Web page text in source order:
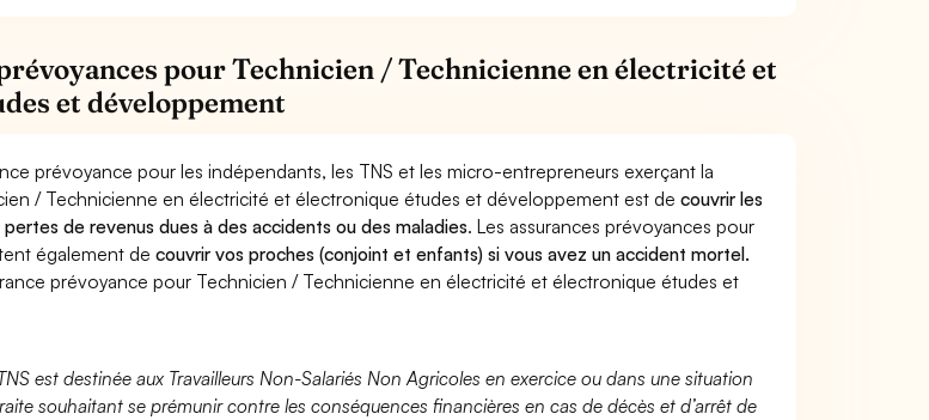
pour Technicien / Technicienne en électricité et
et développement
prévoyance pour les indépendants, les TNS et les micro-entrepreneurs exerçant la
/ Technicienne en électricité et électronique études et développement est decouvrir les
de revenus dues à des accidents ou des maladies. Les assurances prévoyances pour
également decouvrir vos proches (conjoint et enfants) si vous avez un accident mortel.
prévoyance pour Technicien / Technicienne en électricité et électronique études et
est destinée aux Travailleurs Non-Salariés Non Agricoles en exercice ou dans une situation
souhaitant se prémunir contre les conséquences financières en cas de décès et d’arrêt de